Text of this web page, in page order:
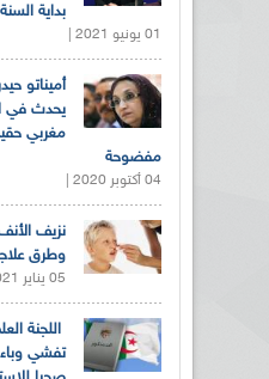
بداية
01 يونيو 2021 |
أميناتو
يحدث في
مغربي
مفضوحة
04 أكتوبر 2020 |
نزيف
وطرق
05 يناير 2021 |
اللجنة
تفشي وباء